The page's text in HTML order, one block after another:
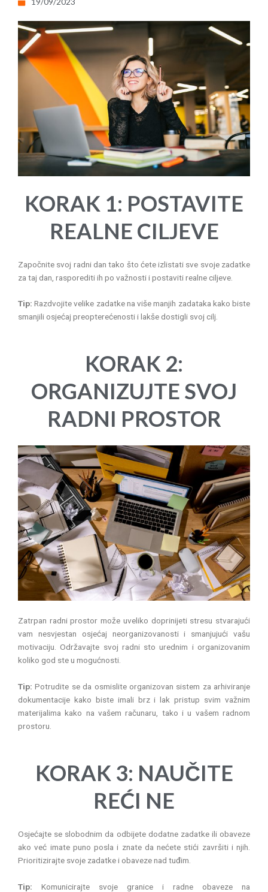
KORAK 1: POSTAVITE
REALNE CILJEVE
Započnite svoj radni dan tako što ćete izlistati sve svoje zadatke
za taj dan, rasporediti ih po važnosti i postaviti realne ciljeve.
Tip: Razdvojite velike zadatke na više manjih zadataka kako biste
smanjili osjećaj preopterećenosti i lakše dostigli svoj cilj.
KORAK 2:
ORGANIZUJTE SVOJ
RADNI PROSTOR
Zatrpan radni prostor može uveliko doprinijeti stresu stvarajući
vam nesvjestan osjećaj neorganizovanosti i smanjujući vašu
motivaciju. Održavajte svoj radni sto urednim i organizovanim
koliko god ste u mogućnosti.
Tip: Potrudite se da osmislite organizovan sistem za arhiviranje
dokumentacije kako biste imali brz i lak pristup svim važnim
materijalima kako na vašem računaru, tako i u vašem radnom
prostoru.
KORAK 3: NAUČITE
REĆI NE
Osjećajte se slobodnim da odbijete dodatne zadatke ili obaveze
ako već imate puno posla i znate da nećete stići završiti i njih.
Prioritizirajte svoje zadatke i obaveze nad tuđim.
Tip: Komunicirajte svoje granice i radne obaveze na